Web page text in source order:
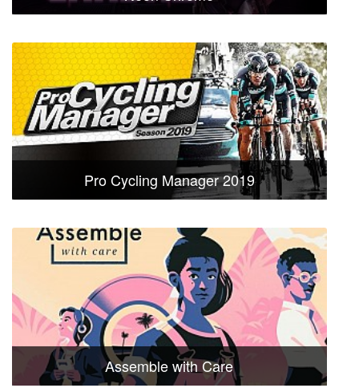
Pro Cycling Manager 2019
Assemble with Care